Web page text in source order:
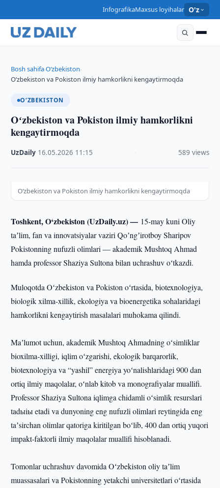
InfografikaMaxsus loyihalar O'z
Bosh sahifa›O‘zbekiston›
Oʻzbekiston va Pokiston ilmiy hamkorlikni kengaytirmoqda
O‘ZBEKISTON
Oʻzbekiston va Pokiston ilmiy hamkorlikni
kengaytirmoqda
UzDaily 16.05.2026 11:15 589 views
Oʻzbekiston va Pokiston ilmiy hamkorlikni kengaytirmoqda
Toshkent, O‘zbekiston (UzDaily.uz) — 15-may kuni Oliy
taʼlim, fan va innovatsiyalar vaziri Qoʼngʼirotboy Sharipov
Pokistonning nufuzli olimlari — akademik Mushtoq Ahmad
hamda professor Shaziya Sultona bilan uchrashuv oʻtkazdi.
Muloqotda Oʻzbekiston va Pokiston oʻrtasida, biotexnologiya,
biologik xilma-xillik, ekologiya va bioenergetika sohalaridagi
hamkorlikni kengaytirish masalalari muhokama qilindi.
Maʼlumot uchun, akademik Mushtoq Ahmadning oʻsimliklar
bioxilma-xilligi, iqlim oʻzgarishi, ekologik barqarorlik,
biotexnologiya va “yashil” energiya yoʻnalishlaridagi 900 dan
ortiq ilmiy maqolalar, oʻnlab kitob va monografiyalar muallifi.
Professor Shaziya Sultona iqlimga chidamli oʻsimlik resurslari
tadыiы etadi va dunyoning eng nufuzli olimlari reytingida eng
taʼsirchan olimlar qatoriga kiritilgan boʻlib, 400 dan ortiq yuqori
impakt-faktorli ilmiy maqolalar muallifi hisoblanadi.
Tomonlar uchrashuv davomida Oʻzbekiston oliy taʼlim
muassasalari va Pokistonning yetakchi universitetlari oʻrtasida